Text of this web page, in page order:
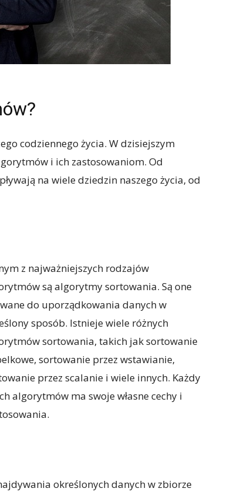
codziennego życia. W dzisiejszym
i ich zastosowaniom. Od
na wiele dziedzin naszego życia, od
z najważniejszych rodzajów
są algorytmy sortowania. Są one
do uporządkowania danych w
sposób. Istnieje wiele różnych
sortowania, takich jak sortowanie
sortowanie przez wstawianie,
przez scalanie i wiele innych. Każdy
algorytmów ma swoje własne cechy i
określonych danych w zbiorze